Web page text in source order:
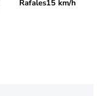
Rafales15 km/h